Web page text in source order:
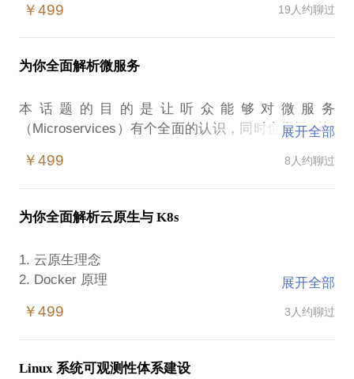
Always available services
Mobile centric user experience
第一句正好验证了一句名言：天下武功，唯快不破；
金融行业尤其如此）；第三句说明了当用户爆发增长
的时候，技术体系必须能够支撑；第四句说明了移动
互联网一定要抓住移动端这一入口，围绕着移动端做
才能打造一个支撑独角兽发展的高效研发体系呢？笔
我会围绕着人、工具、流程这三个方面，从理论出
￥499 19人约聊过
为你全面解析微服务
本话题的目的是让听众能够对微服务
（Microservices）有个全面的认识，同时也掌握到如
作：
IT挑战：为什么会需要用微服务？
关注点：研发团队的关注地图
12-factor App：Scalable 应用的12法则
云原生应用：Cloud Native是什么？
SOA：优点及缺点
展开全部
￥499 8人约聊过
为你全面解析云原生与 K8s
1. 云原生理念
2. Docker 原理
4. Kubernetes PaaS 平台核心模块
CNStack，腾讯 TCE）
展开全部
￥499 3人约聊过
Linux 系统可观测性体系建设